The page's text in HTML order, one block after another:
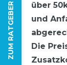
ZUM RATGEBER
über
und
Die